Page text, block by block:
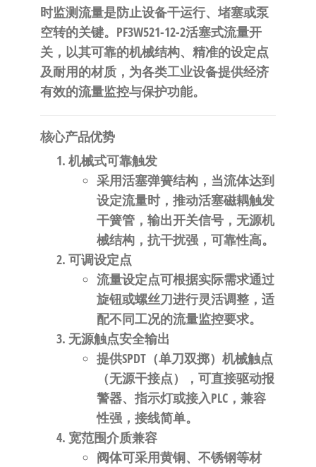
时监测流量是防止设备干运行、堵塞或泵
空转的关键。PF3W521-12-2活塞式流量开
关，以其可靠的机械结构、精准的设定点
及耐用的材质，为各类工业设备提供经济
有效的流量监控与保护功能。
核心产品优势
机械式可靠触发
采用活塞弹簧结构，当流体达到
设定流量时，推动活塞磁耦触发
干簧管，输出开关信号，无源机
械结构，抗干扰强，可靠性高。
可调设定点
流量设定点可根据实际需求通过
旋钮或螺丝刀进行灵活调整，适
配不同工况的流量监控要求。
无源触点安全输出
提供SPDT（单刀双掷）机械触点
（无源干接点），可直接驱动报
警器、指示灯或接入PLC，兼容
性强，接线简单。
宽范围介质兼容
阀体可采用黄铜、不锈钢等材